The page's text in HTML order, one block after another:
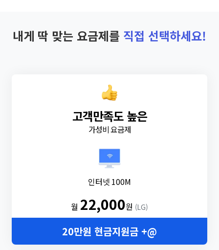
내게 딱 맞는 요금제를 직접 선택하세요!
고객만족도 높은
가성비 요금제
인터넷 100M
월 22,000원 (LG)
20만원 현금지원금 +@